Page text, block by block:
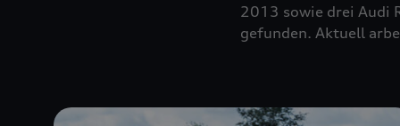
2013 sowie drei Audi
gefunden. Aktuell